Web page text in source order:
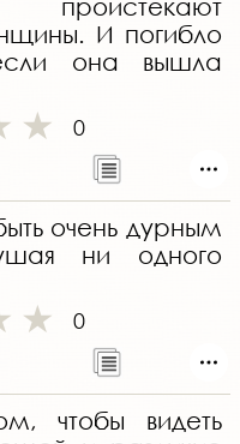
И погибло
она вышла
0
очень дурным
ни одного
0
чтобы видеть